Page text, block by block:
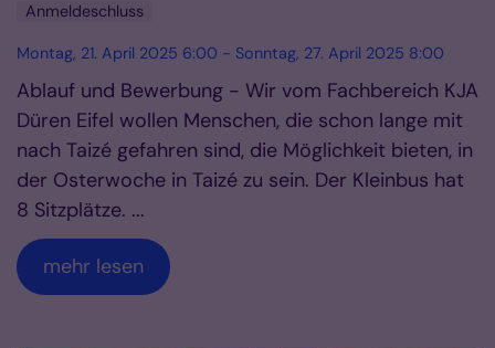
Anmeldeschluss
Montag, 21. April 2025 6:00 - Sonntag, 27. April 2025 8:00
Ablauf und Bewerbung - Wir vom Fachbereich KJA
Düren Eifel wollen Menschen, die schon lange mit
nach Taizé gefahren sind, die Möglichkeit bieten, in
der Osterwoche in Taizé zu sein. Der Kleinbus hat
8 Sitzplätze. ...
mehr lesen